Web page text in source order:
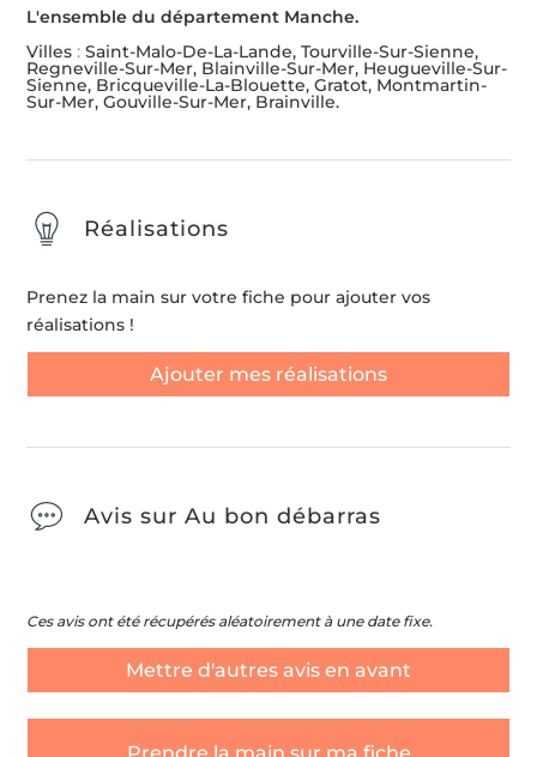
L'ensemble du département Manche.
Villes :Saint-Malo-De-La-Lande, Tourville-Sur-Sienne,
Regneville-Sur-Mer, Blainville-Sur-Mer, Heugueville-Sur-
Sienne, Bricqueville-La-Blouette, Gratot, Montmartin-
Sur-Mer, Gouville-Sur-Mer, Brainville.
Réalisations
Prenez la main sur votre fiche pour ajouter vos
réalisations !
Ajouter mes réalisations
Avis sur Au bon débarras
Ces avis ont été récupérés aléatoirement à une date fixe.
Mettre d'autres avis en avant